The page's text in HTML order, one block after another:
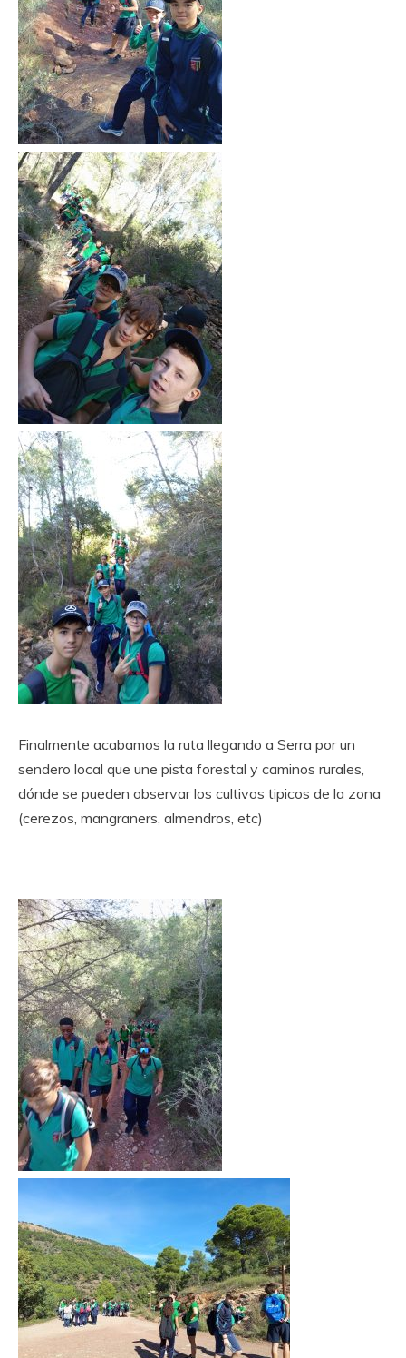
Finalmente acabamos la ruta llegando a Serra por un
sendero local que une pista forestal y caminos rurales,
dónde se pueden observar los cultivos tipicos de la zona
(cerezos, mangraners, almendros, etc)